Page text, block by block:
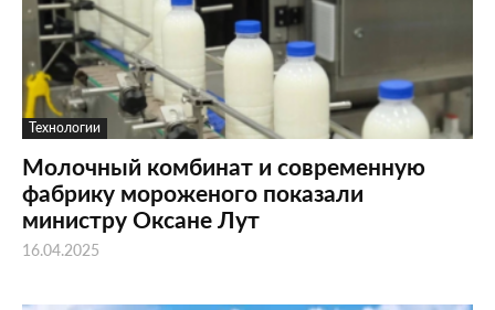
Технологии
Молочный комбинат и современную
фабрику мороженого показали
министру Оксане Лут
16.04.2025